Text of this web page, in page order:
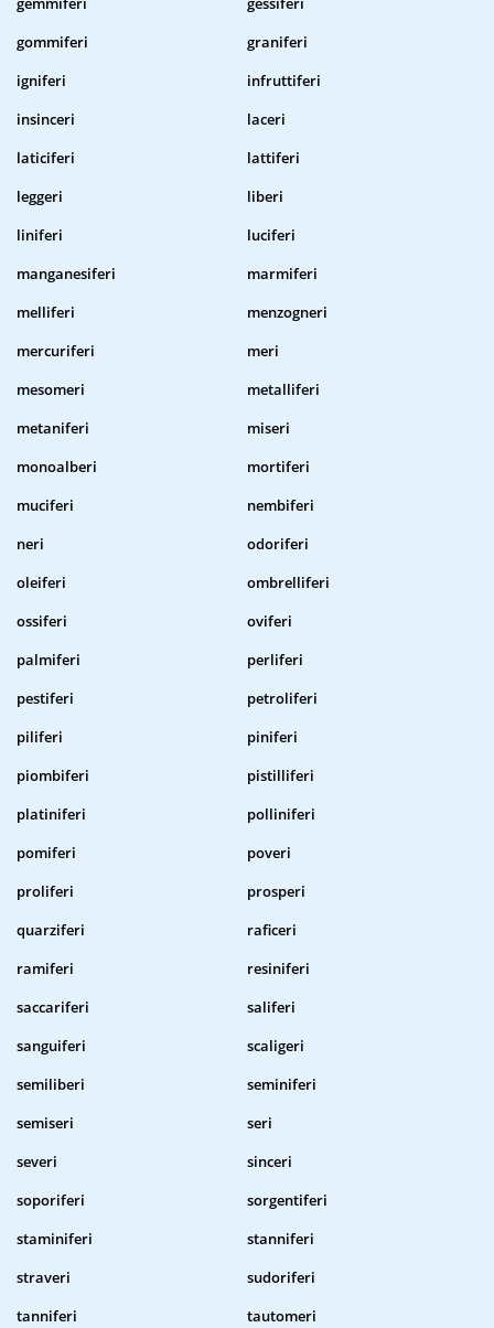
gommiferi
graniferi
igniferi
infruttiferi
insinceri
laceri
laticiferi
lattiferi
leggeri
liberi
liniferi
luciferi
manganesiferi
marmiferi
melliferi
menzogneri
mercuriferi
meri
mesomeri
metalliferi
metaniferi
miseri
monoalberi
mortiferi
muciferi
nembiferi
neri
odoriferi
oleiferi
ombrelliferi
ossiferi
oviferi
palmiferi
perliferi
pestiferi
petroliferi
piliferi
piniferi
piombiferi
pistilliferi
platiniferi
polliniferi
pomiferi
poveri
proliferi
prosperi
quarziferi
raficeri
ramiferi
resiniferi
saccariferi
saliferi
sanguiferi
scaligeri
semiliberi
seminiferi
semiseri
seri
severi
sinceri
soporiferi
sorgentiferi
staminiferi
stanniferi
straveri
sudoriferi
tanniferi
tautomeri